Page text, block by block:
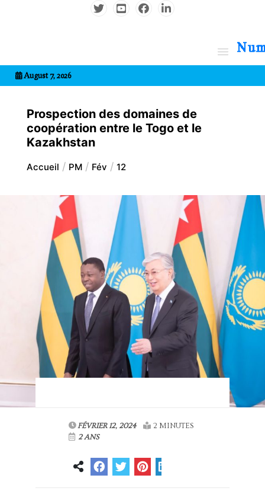
August 7, 2026
Prospection des domaines de
coopération entre le Togo et le
Kazakhstan
Accueil PM Fév 12
FÉVRIER 12, 2024
2 MINUTES
2 ANS